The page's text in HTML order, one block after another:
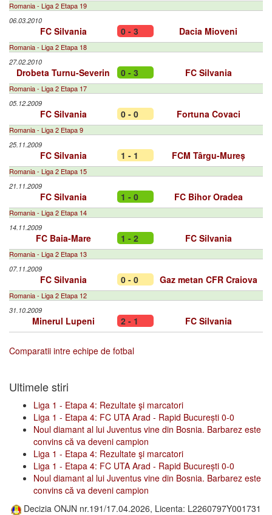
Romania - Liga 2 Etapa 19
06.03.2010
FC Silvania 0 - 3 Dacia Mioveni
Romania - Liga 2 Etapa 18
27.02.2010
Drobeta Turnu-Severin 0 - 3 FC Silvania
Romania - Liga 2 Etapa 17
05.12.2009
FC Silvania 0 - 0 Fortuna Covaci
Romania - Liga 2 Etapa 9
25.11.2009
FC Silvania 1 - 1 FCM Târgu-Mureș
Romania - Liga 2 Etapa 15
21.11.2009
FC Silvania 1 - 0 FC Bihor Oradea
Romania - Liga 2 Etapa 14
14.11.2009
FC Baia-Mare 1 - 2 FC Silvania
Romania - Liga 2 Etapa 13
07.11.2009
FC Silvania 0 - 0 Gaz metan CFR Craiova
Romania - Liga 2 Etapa 12
31.10.2009
Minerul Lupeni 2 - 1 FC Silvania
Comparatii intre echipe de fotbal
Ultimele stiri
Liga 1 - Etapa 4: Rezultate şi marcatori
Liga 1 - Etapa 4: FC UTA Arad - Rapid București 0-0
Noul diamant al lui Juventus vine din Bosnia. Barbarez este
convins că va deveni campion
Liga 1 - Etapa 4: Rezultate şi marcatori
Liga 1 - Etapa 4: FC UTA Arad - Rapid București 0-0
Noul diamant al lui Juventus vine din Bosnia. Barbarez este
convins că va deveni campion
Decizia ONJN nr.191/17.04.2026, Licenta: L2260797Y001731